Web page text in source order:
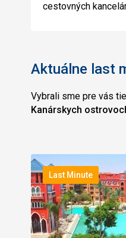
cestovných
Aktuálne last
Vybrali sme pre vás
Kanárskych
Last Minute